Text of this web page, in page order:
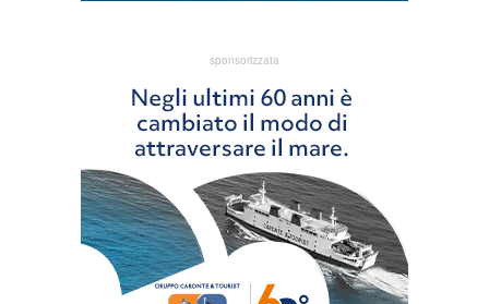
sponsorizzata